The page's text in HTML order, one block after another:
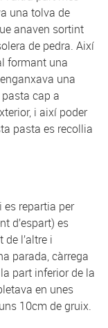
una tolva de
anaven sortint
de pedra. Així
formant una
una
cap a
i així poder
pasta es recollia
es repartia per
d’espart) es
l’altre i
parada, càrrega
part inferior de la
en unes
10cm de gruix.